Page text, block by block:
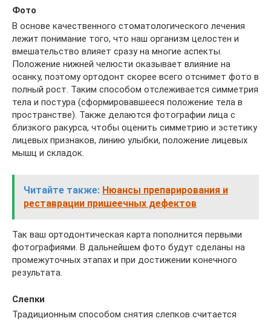
Фото
В основе качественного стоматологического лечения
лежит понимание того, что наш организм целостен и
вмешательство влияет сразу на многие аспекты.
Положение нижней челюсти оказывает влияние на
осанку, поэтому ортодонт скорее всего отснимет фото в
полный рост. Таким способом отслеживается симметрия
тела и постура (сформировавшееся положение тела в
пространстве). Также делаются фотографии лица с
близкого ракурса, чтобы оценить симметрию и эстетику
лицевых признаков, линию улыбки, положение лицевых
мышц и складок.
Читайте также: Нюансы препарирования и
реставрации пришеечных дефектов
Так ваш ортодонтическая карта пополнится первыми
фотографиями. В дальнейшем фото будут сделаны на
промежуточных этапах и при достижении конечного
результата.
Слепки
Традиционным способом снятия слепков считается